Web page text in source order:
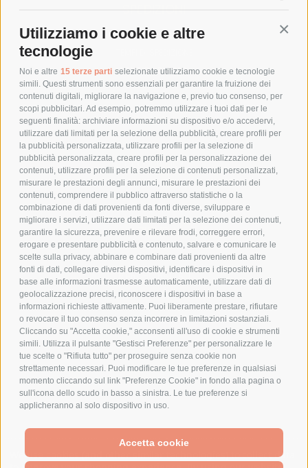
Utilizziamo i cookie e altre
tecnologie
Noi e altre 15 terze parti selezionate utilizziamo cookie e tecnologie
simili. Questi strumenti sono essenziali per garantire la fruizione dei
contenuti digitali, migliorare la navigazione e, previo tuo consenso, per
scopi pubblicitari. Ad esempio, potremmo utilizzare i tuoi dati per le
seguenti finalità: archiviare informazioni su dispositivo e/o accedervi,
utilizzare dati limitati per la selezione della pubblicità, creare profili per
la pubblicità personalizzata, utilizzare profili per la selezione di
pubblicità personalizzata, creare profili per la personalizzazione dei
contenuti, utilizzare profili per la selezione di contenuti personalizzati,
misurare le prestazioni degli annunci, misurare le prestazioni dei
contenuti, comprendere il pubblico attraverso statistiche o la
combinazione di dati provenienti da fonti diverse, sviluppare e
migliorare i servizi, utilizzare dati limitati per la selezione dei contenuti,
garantire la sicurezza, prevenire e rilevare frodi, correggere errori,
erogare e presentare pubblicità e contenuto, salvare e comunicare le
scelte sulla privacy, abbinare e combinare dati provenienti da altre
fonti di dati, collegare diversi dispositivi, identificare i dispositivi in
base alle informazioni trasmesse automaticamente, utilizzare dati di
geolocalizzazione precisi, riconoscere i dispositivi in base a
informazioni richieste attivamente. Puoi liberamente prestare, rifiutare
o revocare il tuo consenso senza incorrere in limitazioni sostanziali.
Cliccando su "Accetta cookie," acconsenti all'uso di cookie e strumenti
simili. Utilizza il pulsante "Gestisci Preferenze" per personalizzare le
tue scelte o "Rifiuta tutto" per proseguire senza cookie non
strettamente necessari. Puoi modificare le tue preferenze in qualsiasi
momento cliccando sul link "Preferenze Cookie" in fondo alla pagina o
sull'icona dello scudo in basso a sinistra. Le tue preferenze si
applicheranno al solo dispositivo in uso.
Accetta cookie
SPEDIZIONI
COSTI DI SPEDIZIONE
POLITICA DI RESO
POLICY
PRIVACY POLICY
COOKIE POLICY
PAGAMENTI SICURI
AZIENDA
CHI SIAMO
MARCHI TRATTATI
CONDOMINI
Bonifico
Bancario
SPESA ELETTRICA SOCIETA CONSORTILE A RESPONSABILITA LIMITATA - VIALE
MILANOFIORI, STRADA 4 - PALAZZO A5 20057, ASSAGO MILANO - PARTITA IVA
We use cookies (and other similar technologies) to collect data